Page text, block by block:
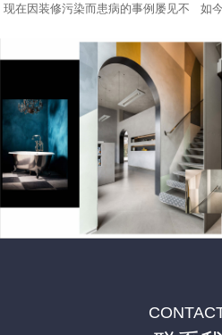
现在因装修污染而患病的事例屡见不
如